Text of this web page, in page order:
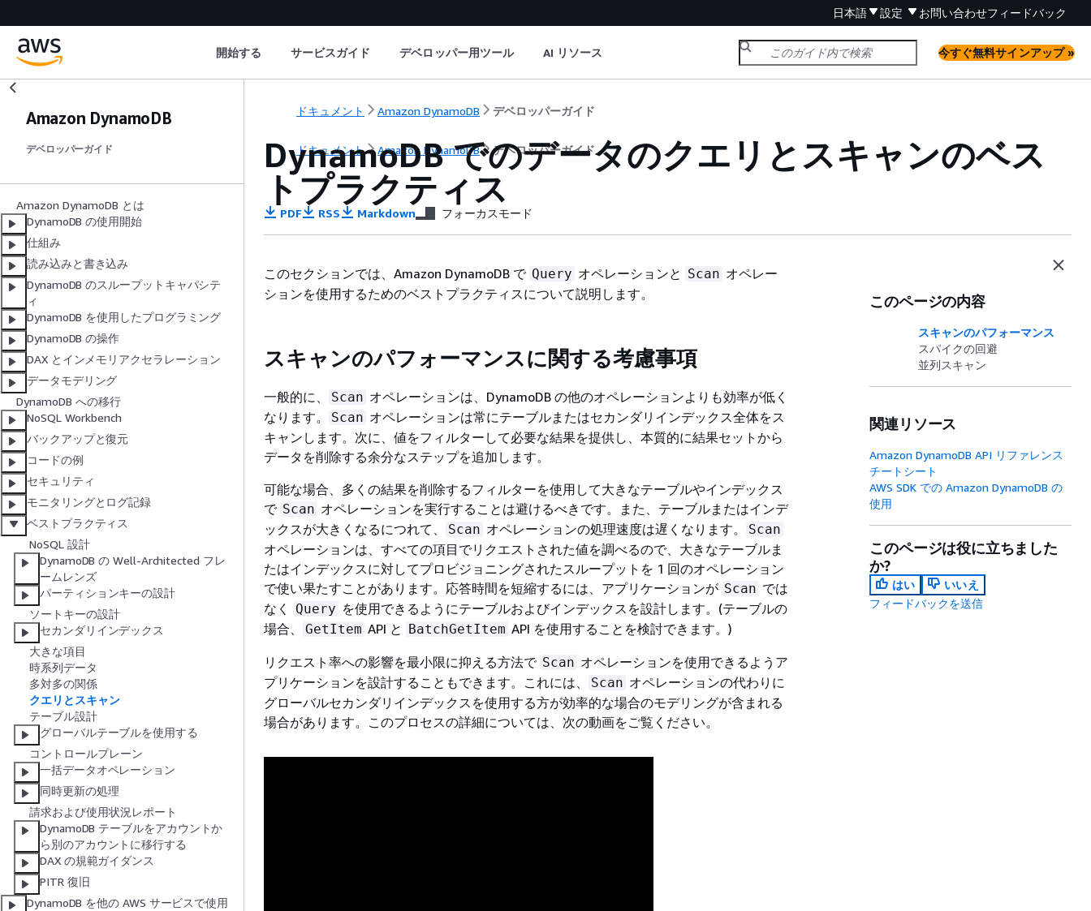
日本語 設定 お問い合わせフィードバック
開始する サービスガイド デベロッパー用ツール AI リソース 今すぐ無料サインアップ »
Amazon DynamoDB
デベロッパーガイド
Amazon DynamoDB とは
DynamoDB の使用開始
仕組み
読み込みと書き込み
DynamoDB のスループットキャパシテ
ィ
DynamoDB を使用したプログラミング
DynamoDB の操作
DAX とインメモリアクセラレーション
データモデリング
DynamoDB への移行
NoSQL Workbench
バックアップと復元
コードの例
セキュリティ
モニタリングとログ記録
ベストプラクティス
NoSQL 設計
DynamoDB の Well-Architected フレ
ームレンズ
パーティションキーの設計
ソートキーの設計
セカンダリインデックス
大きな項目
時系列データ
多対多の関係
クエリとスキャン
テーブル設計
グローバルテーブルを使用する
コントロールプレーン
一括データオペレーション
同時更新の処理
請求および使用状況レポート
DynamoDB テーブルをアカウントか
ら別のアカウントに移行する
DAX の規範ガイダンス
PITR 復旧
DynamoDB を他の AWS サービスで使用
ドキュメント Amazon DynamoDB デベロッパーガイド
ドキュメント Amazon DynamoDB デベロッパーガイド
DynamoDB でのデータのクエリとスキャンのベス
トプラクティス
PDF RSS Markdown フォーカスモード
このセクションでは、Amazon DynamoDB で Query オペレーションと Scan オペレー
ションを使用するためのベストプラクティスについて説明します。
スキャンのパフォーマンスに関する考慮事項
一般的に、 Scan オペレーションは、DynamoDB の他のオペレーションよりも効率が低く
なります。
Scan オペレーションは常にテーブルまたはセカンダリインデックス全体をス
キャンします。次に、値をフィルターして必要な結果を提供し、本質的に結果セットから
データを削除する余分なステップを追加します。
可能な場合、多くの結果を削除するフィルターを使用して大きなテーブルやインデックス
で Scan オペレーションを実行することは避けるべきです。また、テーブルまたはインデ
ックスが大きくなるにつれて、
Scan オペレーションの処理速度は遅くなります。 Scan
オペレーションは、すべての項目でリクエストされた値を調べるので、大きなテーブルま
たはインデックスに対してプロビジョニングされたスループットを 1 回のオペレーション
で使い果たすことがあります。応答時間を短縮するには、アプリケーションが Scan では
なく
Query を使用できるようにテーブルおよびインデックスを設計します。(テーブルの
場合、
GetItem API と BatchGetItem API を使用することを検討できます。)
リクエスト率への影響を最小限に抑える方法で Scan オペレーションを使用できるようア
プリケーションを設計することもできます。これには、
Scan オペレーションの代わりに
グローバルセカンダリインデックスを使用する方が効率的な場合のモデリングが含まれる
場合があります。このプロセスの詳細については、次の動画をご覧ください。
このページの内容
スキャンのパフォーマンス
スパイクの回避
並列スキャン
関連リソース
Amazon DynamoDB API リファレンス
チートシート
AWS SDK での Amazon DynamoDB の
使用
このページは役に立ちました
か?
はい
いいえ
フィードバックを送信